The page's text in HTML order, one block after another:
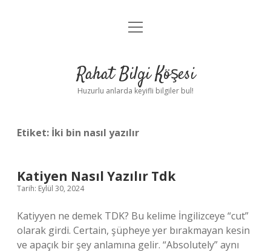
Anasayfa
Yasal Uyarı
menüyü
Rahat Bilgi Köşesi
Huzurlu anlarda keyifli bilgiler bul!
Etiket: İki bin nasıl yazılır
Katiyen Nasıl Yazılır Tdk
Tarih: Eylül 30, 2024
Katiyyen ne demek TDK? Bu kelime İngilizceye “cut”
olarak girdi. Certain, şüpheye yer bırakmayan kesin
ve apaçık bir şey anlamına gelir. “Absolutely” aynı